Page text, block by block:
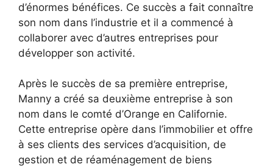
d’énormes bénéfices. Ce succès a fait connaître
son nom dans l’industrie et il a commencé à
collaborer avec d’autres entreprises pour
développer son activité.
Après le succès de sa première entreprise,
Manny a créé sa deuxième entreprise à son
nom dans le comté d’Orange en Californie.
Cette entreprise opère dans l’immobilier et offre
à ses clients des services d’acquisition, de
gestion et de réaménagement de biens